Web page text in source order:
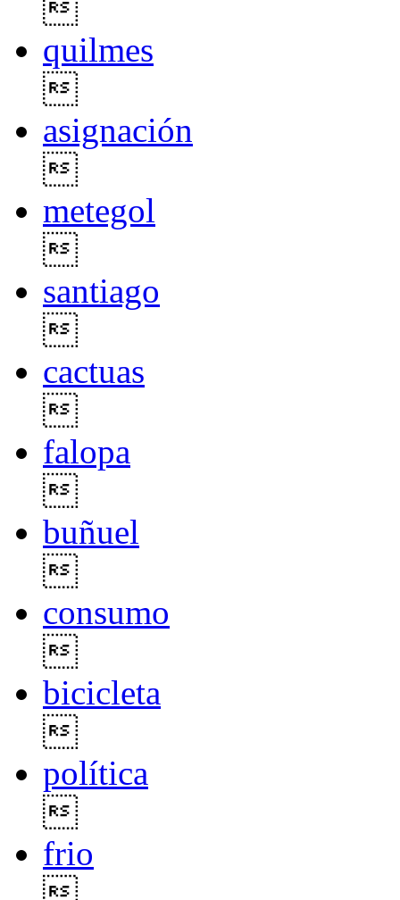
quilmes
asignación
metegol
santiago
cactuas
falopa
buñuel
consumo
bicicleta
política
frio